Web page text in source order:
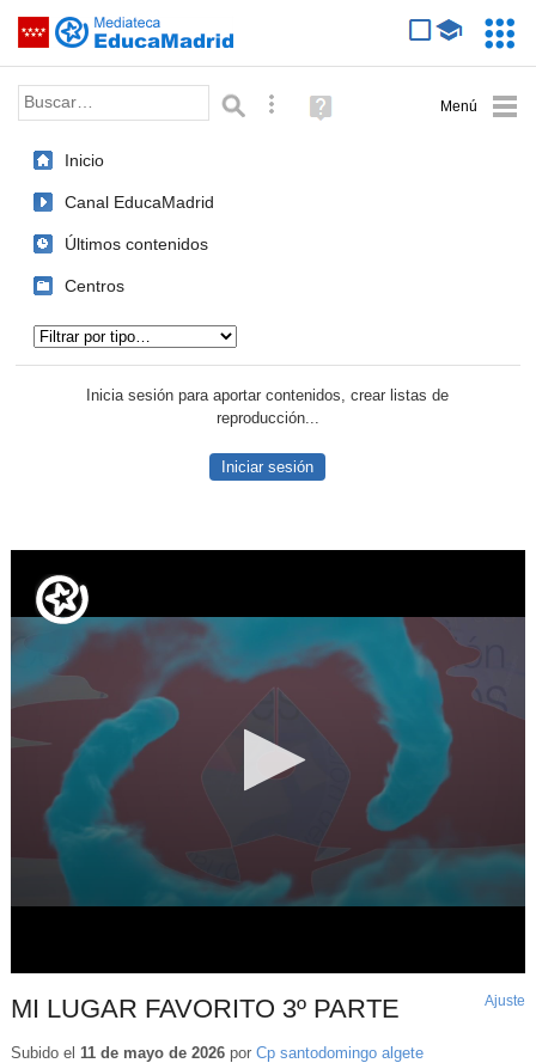
Saltar navegación
Palabra o frase: Búsqueda avanzada
Ayuda
(en
Inicio
Canal EducaMadrid
Últimos contenidos
Centros
Inicia sesión para aportar contenidos, crear listas de
reproducción...
Iniciar sesión
MI LUGAR FAVORITO 3º PARTE Ajuste
Subido el 11 de mayo de 2026por Cp santodomingo algete